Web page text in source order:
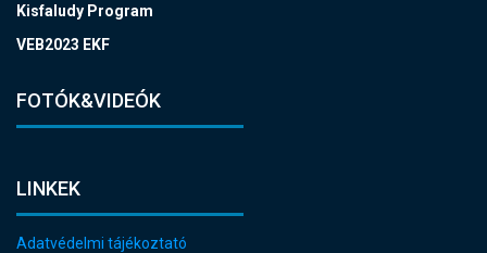
Kisfaludy Program
VEB2023 EKF
FOTÓK&VIDEÓK
LINKEK
Adatvédelmi tájékoztató